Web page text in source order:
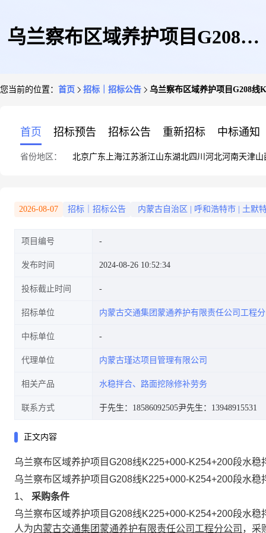
乌兰察布区域养护项目G208线
您当前的位置： 首页 招标｜招标公告 乌兰察布区域养护项目G208线
首页 招标预告 招标公告 重新招标 中标通知
省份地区： 北京广东 上海江苏浙江山东湖北四川 河北河南天津山
2026-08-07 招标｜招标公告 内蒙古自治区 呼和浩特市 土默
项目编号
发布时间 2024-08-26 10:52:34
投标截止时间
招标单位 内蒙古交通集团蒙通养护有限责任公司工程
中标单位
代理单位 内蒙古瑾达项目管理有限公司
相关产品 水稳拌合、路面挖除修补劳务
联系方式 于先生：18586092505尹先生：13948915531
正文内容
乌兰察布区域养护项目G208线K225+000-K254+200段水
乌兰察布区域养护项目G208线K225+000-K254+200段水稳
1、 采购条件
乌兰察布区域养护项目G208线K225+000-K254+200段水稳
人为内蒙古交通集团蒙通养护有限责任公司 工程分公司 ，采